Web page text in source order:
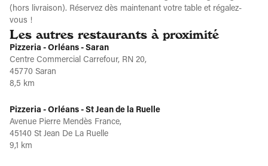
(hors livraison). Réservez dès maintenant votre table et régalez-
vous !
Les autres restaurants à proximité
Pizzeria - Orléans - Saran
Centre Commercial Carrefour, RN 20,
45770 Saran
8,5 km
Pizzeria - Orléans - St Jean de la Ruelle
Avenue Pierre Mendès France,
45140 St Jean De La Ruelle
9,1 km